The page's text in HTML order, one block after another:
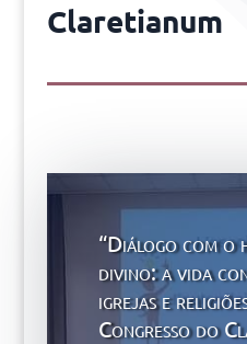
Claretianum
“Diálogo com o
divino: a vida
igrejas e
Congresso do